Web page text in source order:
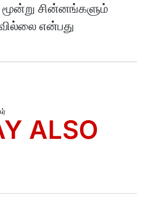
சின்னங்களும்
என்பது
ALSO